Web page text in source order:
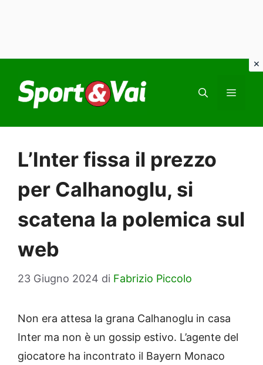
contenuto
L’Inter fissa il prezzo
per Calhanoglu, si
scatena la polemica sul
web
23 Giugno 2024 di Fabrizio Piccolo
Non era attesa la grana Calhanoglu in casa
Inter ma non è un gossip estivo. L’agente del
giocatore ha incontrato il Bayern Monaco